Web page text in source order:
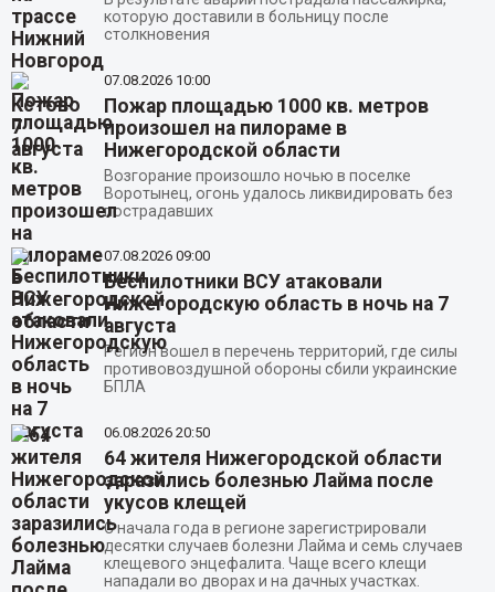
которую доставили в больницу после
столкновения
07.08.2026 10:00
Пожар площадью 1000 кв. метров
произошел на пилораме в
Нижегородской области
Возгорание произошло ночью в поселке
Воротынец, огонь удалось ликвидировать без
пострадавших
07.08.2026 09:00
Беспилотники ВСУ атаковали
Нижегородскую область в ночь на 7
августа
Регион вошел в перечень территорий, где силы
противовоздушной обороны сбили украинские
БПЛА
06.08.2026 20:50
64 жителя Нижегородской области
заразились болезнью Лайма после
укусов клещей
С начала года в регионе зарегистрировали
десятки случаев болезни Лайма и семь случаев
клещевого энцефалита. Чаще всего клещи
нападали во дворах и на дачных участках.